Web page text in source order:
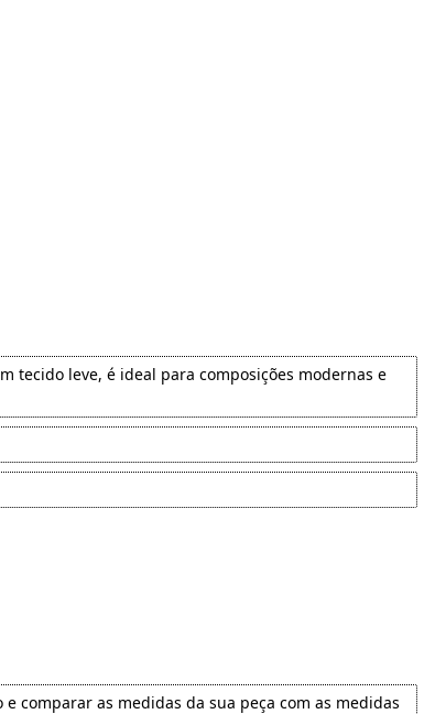
tecido leve, é ideal para composições modernas e
comparar as medidas da sua peça com as medidas